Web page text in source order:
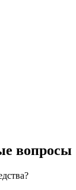
вопросы